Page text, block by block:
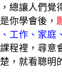
總讓人們覺
你學會後，
工作、家庭
程裡，尋意
，就看聰明